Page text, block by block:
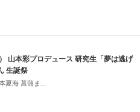
山本彩プロデュース 研究生「夢は逃げ
生誕祭
夏海 菖蒲ま...